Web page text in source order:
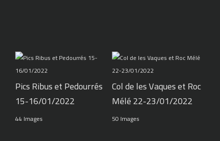
Pics Ribus et Pedourrés
15-16/01/2022
44 Images
Col de les Vaques et Roc
Mélé 22-23/01/2022
50 Images